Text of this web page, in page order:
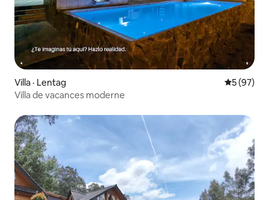
Villa · Lentag Note
5 (97)
Villa de vacances moderne